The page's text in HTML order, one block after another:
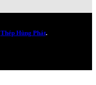
Thép Hùng Phát.